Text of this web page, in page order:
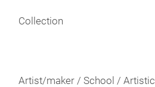
Collection
Artist/maker / School / Artistic